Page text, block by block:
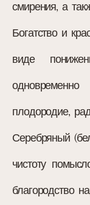
смирения, а
Богатство и
виде
плодородие,
Серебряный
чистоту
благородство